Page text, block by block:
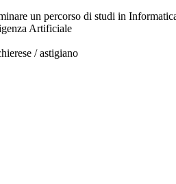
un percorso di studi in
Artificiale
/ astigiano